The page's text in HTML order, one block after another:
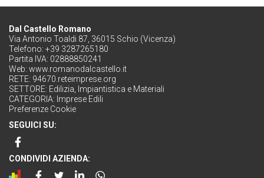
Dal Castello Romano
Via Antonio Toaldi 87, 36015 Schio (Vicenza)
Telefono: +39 3287265180
Partita IVA: 02888850241
Web: www.romanodalcastello.it
RETE: 94670.reteimprese.org
SETTORE: Edilizia, Impiantistica e Materiali
CATEGORIA: Imprese Edili
Preferenze Cookie
SEGUICI SU:
CONDIVIDI AZIENDA: